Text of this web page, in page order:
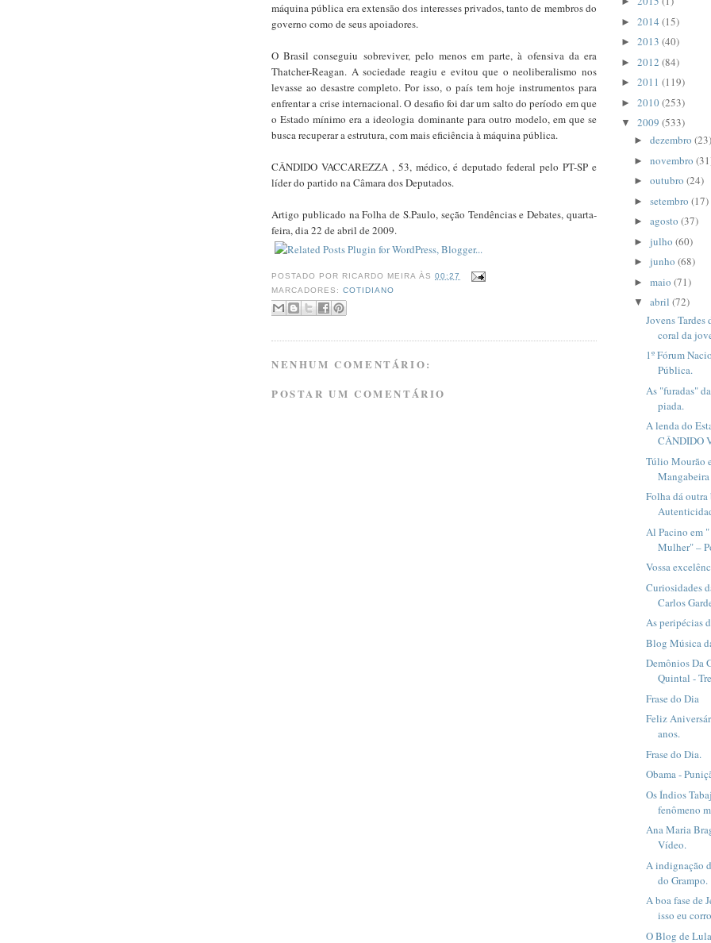
máquina pública era extensão dos interesses privados, tanto de membros do
governo como de seus apoiadores.
O Brasil conseguiu sobreviver, pelo menos em parte, à ofensiva da era
Thatcher-Reagan. A sociedade reagiu e evitou que o neoliberalismo nos
levasse ao desastre completo. Por isso, o país tem hoje instrumentos para
enfrentar a crise internacional. O desafio foi dar um salto do período em que
o Estado mínimo era a ideologia dominante para outro modelo, em que se
busca recuperar a estrutura, com mais eficiência à máquina pública.
CÂNDIDO VACCAREZZA , 53, médico, é deputado federal pelo PT-SP e
líder do partido na Câmara dos Deputados.
Artigo publicado na Folha de S.Paulo, seção Tendências e Debates, quarta-
feira, dia 22 de abril de 2009.
POSTADO POR RICARDO MEIRA ÀS00:27
MARCADORES:COTIDIANO
NENHUM COMENTÁRIO:
POSTAR UM COMENTÁRIO
► 2014 (15)
► 2013 (40)
► 2012 (84)
► 2011 (119)
► 2010(253)
▼ 2009 (533)
► dezembro (23)
► novembro
► outubro (24)
► setembro (17)
► agosto (37)
► julho (60)
► junho (68)
► maio (71)
▼ abril (72)
Jovens
coral da
1º Fórum
Pública.
As "furadas"
piada.
A lenda do
CÂNDIDO
Túlio Mourão
Folha dá outra
Al Pacino em
Mulher" –
Vossa
Curiosidades
Carlos
As peripécias
Blog Música
Demônios Da
Quintal -
Frase do Dia
Feliz
anos.
Frase do Dia.
Obama -
Os Índios
fenômeno
Ana Maria
Vídeo.
A indignação
do Grampo.
A boa fase de
isso eu
O Blog de